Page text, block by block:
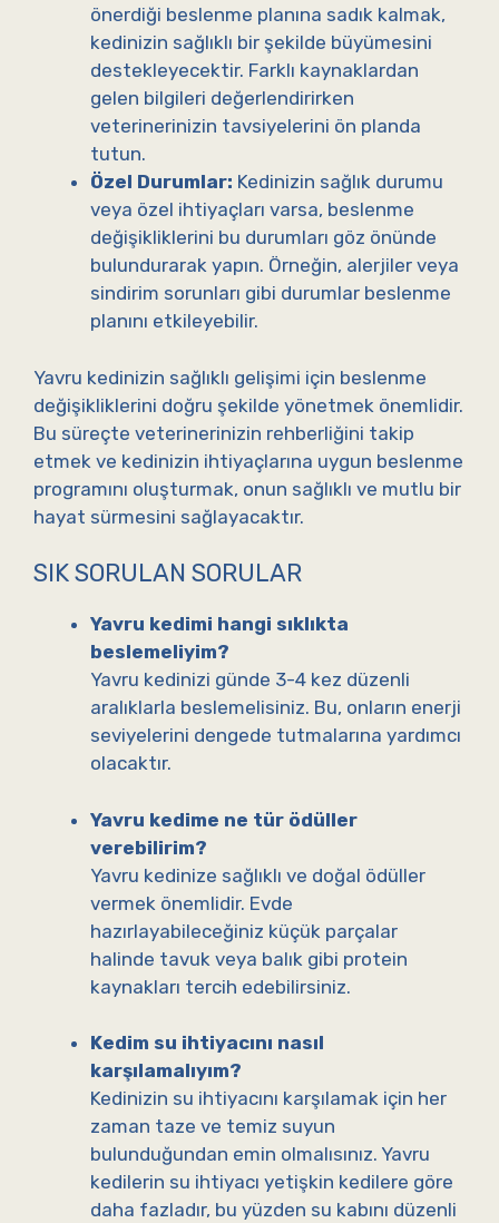
önerdiği beslenme planına sadık kalmak,
kedinizin sağlıklı bir şekilde büyümesini
destekleyecektir. Farklı kaynaklardan
gelen bilgileri değerlendirirken
veterinerinizin tavsiyelerini ön planda
tutun.
Özel Durumlar: Kedinizin sağlık durumu
veya özel ihtiyaçları varsa, beslenme
değişikliklerini bu durumları göz önünde
bulundurarak yapın. Örneğin, alerjiler veya
sindirim sorunları gibi durumlar beslenme
planını etkileyebilir.
Yavru kedinizin sağlıklı gelişimi için beslenme
değişikliklerini doğru şekilde yönetmek önemlidir.
Bu süreçte veterinerinizin rehberliğini takip
etmek ve kedinizin ihtiyaçlarına uygun beslenme
programını oluşturmak, onun sağlıklı ve mutlu bir
hayat sürmesini sağlayacaktır.
SIK SORULAN SORULAR
Yavru kedimi hangi sıklıkta
beslemeliyim?
Yavru kedinizi günde 3-4 kez düzenli
aralıklarla beslemelisiniz. Bu, onların enerji
seviyelerini dengede tutmalarına yardımcı
olacaktır.
Yavru kedime ne tür ödüller
verebilirim?
Yavru kedinize sağlıklı ve doğal ödüller
vermek önemlidir. Evde
hazırlayabileceğiniz küçük parçalar
halinde tavuk veya balık gibi protein
kaynakları tercih edebilirsiniz.
Kedim su ihtiyacını nasıl
karşılamalıyım?
Kedinizin su ihtiyacını karşılamak için her
zaman taze ve temiz suyun
bulunduğundan emin olmalısınız. Yavru
kedilerin su ihtiyacı yetişkin kedilere göre
daha fazladır, bu yüzden su kabını düzenli